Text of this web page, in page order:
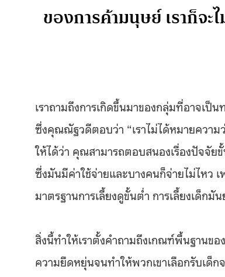
ของการค้ามนุษย์เราก็จ
เราถามถึงการเกิดขึ้นมาของกลุ่มที่อาจเ
ซึ่งคุณณัฐวดีตอบว่า “เราไม่ได้หมายความ
ให้ได้ว่า คุณสามารถตอบสนองเรื่องปัจจั
ซึ่งมันมีค่าใช้จ่ายและบางคนก็จ่ายไม่ไหว
มาตรฐานการเลี้ยงดูขั้นต่ำ การเลี้ยงเด็กมั
สิ่งนี้ทำให้เราตั้งคำถามถึงเกณฑ์พื้นฐานขอ
ความยืดหยุ่นจนทำให้พวกเขาเลือกรับเด็